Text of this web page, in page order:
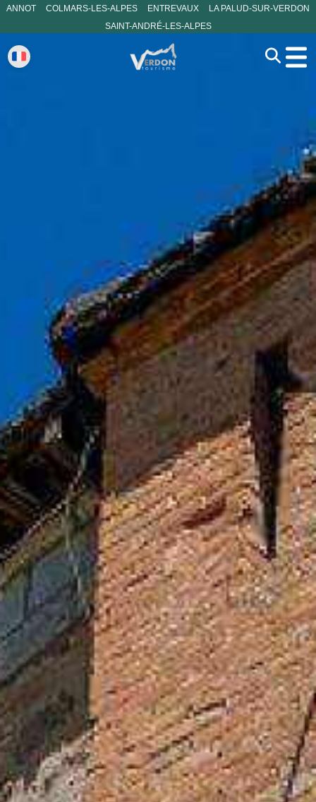
ANNOT COLMARS-LES-ALPES ENTREVAUX
LA PALUD-SUR-VERDON
SAINT-ANDRÉ-LES-ALPES